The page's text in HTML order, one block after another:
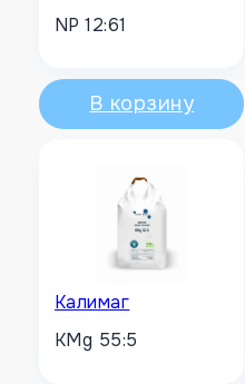
NP 12:61
В корзину
Калимаг
KMg 55:5